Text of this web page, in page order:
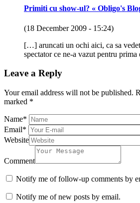
Primiti cu show-ul? « Obligo's
(18 December 2009 - 15:24)
[…] aruncati un ochi aici, ca sa
spectator ce ne-a vazut pentru
Leave a Reply
Your email address will not be published.
marked *
Name*
Email*
Website
Comment
Notify me of follow-up comments by
Notify me of new posts by email.